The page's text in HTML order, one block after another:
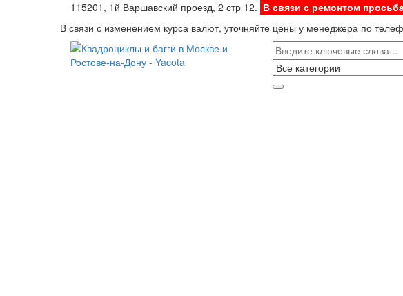
115201, 1й Варшавский проезд, 2 стр 12. В связи с ремонтом
В связи с изменением курса валют, уточняйте цены у менеджера по